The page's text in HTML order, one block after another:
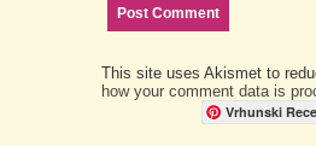
This site uses Akismet to
how your comment data is
Vrhunski